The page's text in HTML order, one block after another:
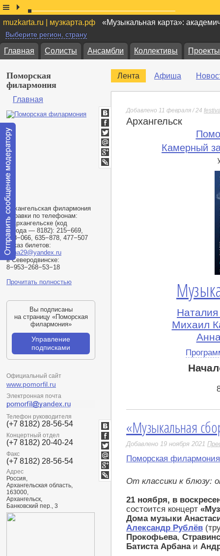
muzkarta.ru | музкарта.рф «Музыкальная карта»:
Выберите регион, страну
Главная Солисты Ансамбли Коллективы Проекты
Поморская
филармония
Главная
Архангельская филармония
Справки по телефонам:
в Архангельске (код
города — 8182): 215−669,
208−066, 635−878, 477−507
Заказ билетов:
kirha29@yandex.ru
в Северодвинске:
8−953−268−53−18
Прочитать полностью
Вы подписаны
на страницу «Поморская
филармония»
Управление
подписками
Официальный сайт
www.pomorfil.ru
Электронная почта
Телефон руководителя
(+7 8182) 28-56-54
Концертный отдел
(+7 8182) 20-40-24
Факс
(+7 8182) 28-56-54
Адрес
Россия,
Архангельская область,
163000,
Архангельск,
Банковский пер., 3
Лента Афиша
Добавлено 11 февраля / 24
Архангельск
Камерный
Наталия
Михаил
ВКонтакте
Facebook
Twitter
Мой
Мир
Google+
lj
«Музыкальная
Добавлено 19 ноября 2021
Поморская филармония
От классики к блюзу:
21 ноября, в
состоится концерт
Дома музыки
Александр Рублёв
Прокофьева,
Батиста Арбанаи
ВКонтакте
Facebook
Twitter
Мой
Мир
Google+
LiveJournal
Отправить
сообщение
модератору